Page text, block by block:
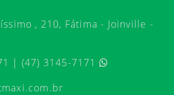
, 210, Fátima - Joinville -
| (47) 3145-7171